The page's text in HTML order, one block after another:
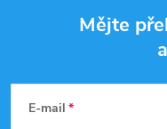
Mějte
E-mail